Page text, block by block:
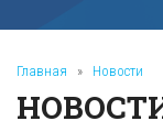
Главная » Новости